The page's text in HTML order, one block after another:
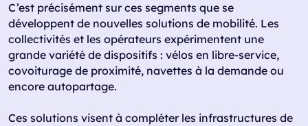
C’est précisément sur ces segments que se
développent de nouvelles solutions de mobilité. Les
collectivités et les opérateurs expérimentent une
grande variété de dispositifs : vélos en libre-service,
covoiturage de proximité, navettes à la demande ou
encore autopartage.
Ces solutions visent à compléter les infrastructures de